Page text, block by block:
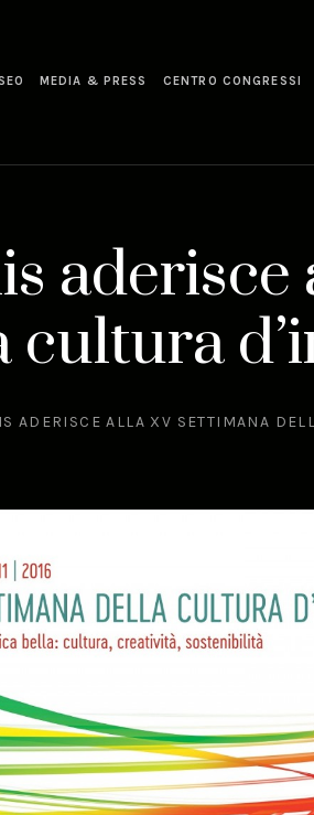
MEDIA & PRESS CENTRO CONGRESSI
aderisce
cultura
ADERISCE ALLA XV SETTIMANA